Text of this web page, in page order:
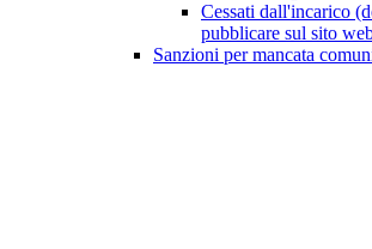
Cessati dall'incarico
pubblicare sul sito
Sanzioni per mancata